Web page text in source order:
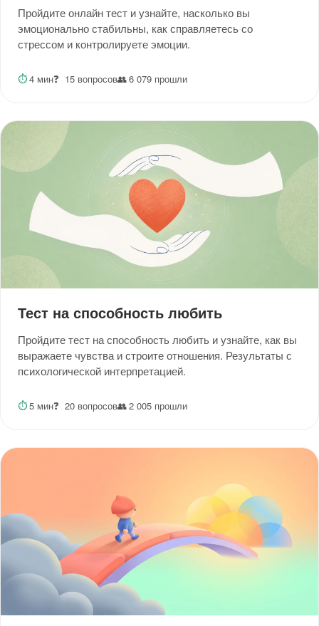
Пройдите онлайн тест и узнайте, насколько вы
эмоционально стабильны, как справляетесь со
стрессом и контролируете эмоции.
⏱4 мин❓ 15 вопросов👥6 079 прошли
Тест на способность любить
Пройдите тест на способность любить и узнайте, как вы
выражаете чувства и строите отношения. Результаты с
психологической интерпретацией.
⏱5 мин❓ 20 вопросов👥2 005 прошли